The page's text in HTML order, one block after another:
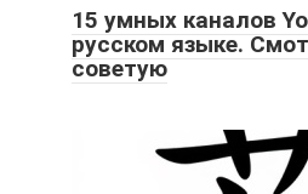
15 умных каналов
русском языке.
советую